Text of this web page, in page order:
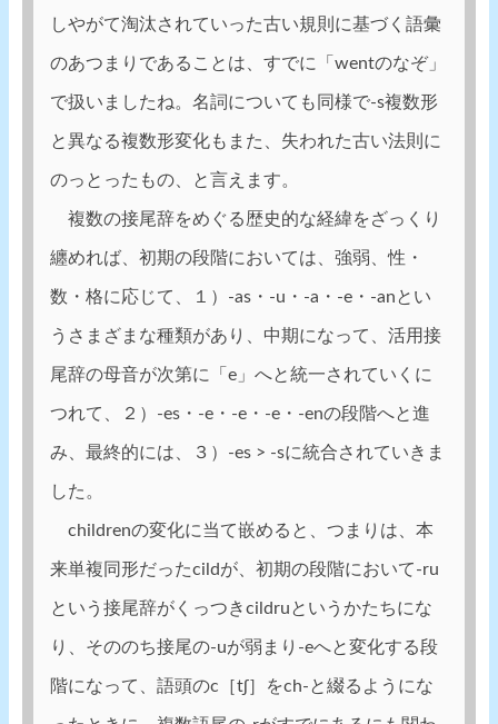
しやがて淘汰されていった古い規則に基づく語彙
のあつまりであることは、すでに「wentのなぞ」
で扱いましたね。名詞についても同様で-s複数形
と異なる複数形変化もまた、失われた古い法則に
のっとったもの、と言えます。
複数の接尾辞をめぐる歴史的な経緯をざっくり
纏めれば、初期の段階においては、強弱、性・
数・格に応じて、１）-as・-u・-a・-e・-anとい
うさまざまな種類があり、中期になって、活用接
尾辞の母音が次第に「e」へと統一されていくに
つれて、２）-es・-e・-e・-e・-enの段階へと進
み、最終的には、３）-es > -sに統合されていきま
した。
childrenの変化に当て嵌めると、つまりは、本
来単複同形だったcildが、初期の段階において-ru
という接尾辞がくっつきcildruというかたちにな
り、そののち接尾の-uが弱まり-eへと変化する段
階になって、語頭のc［tʃ］をch-と綴るようにな